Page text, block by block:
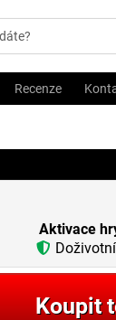
Recenze
Aktivace
Koupit